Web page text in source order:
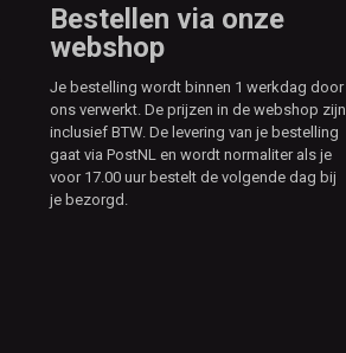
Bestellen via onze
webshop
Je bestelling wordt binnen 1 werkdag door
ons verwerkt. De prijzen in de webshop zijn
inclusief BTW. De levering van je bestelling
gaat via PostNL en wordt normaliter als je
voor 17.00 uur bestelt de volgende dag bij
je bezorgd.